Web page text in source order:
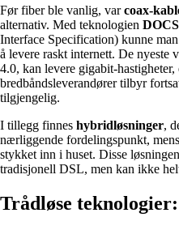
Før fiber ble vanlig, varcoax-
alternativ. Med teknologien
Interface Specification) kunne
å levere raskt internett. De nyeste
4.0, kan levere gigabit-hastigheter,
bredbåndsleverandører tilbyr
tilgjengelig.
I tillegg finnes hybridløsninger,
nærliggende fordelingspunkt,
stykket inn i huset. Disse
tradisjonell DSL, men kan ikke
Trådløse